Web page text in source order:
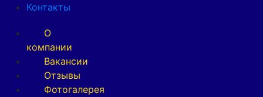
Контакты
О
компании
Вакансии
Отзывы
Фотогалерея